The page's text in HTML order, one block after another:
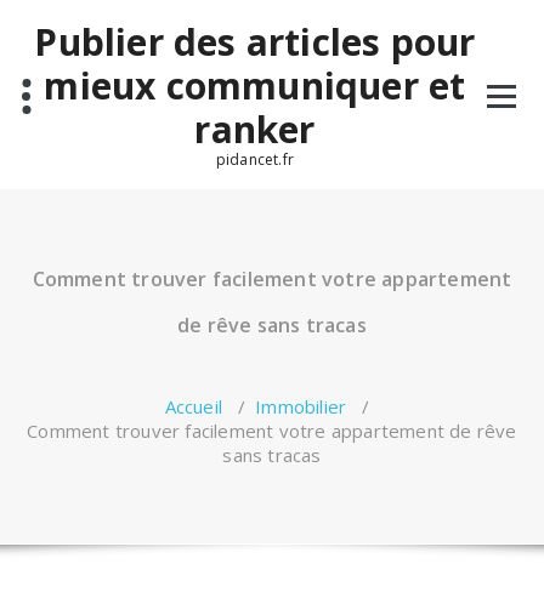
contenuPublier des articles pour
mieux communiquer et
ranker
pidancet.fr
Comment trouver facilement votre appartement
de rêve sans tracas
Accueil / Immobilier /
Comment trouver facilement votre appartement de rêve
sans tracas